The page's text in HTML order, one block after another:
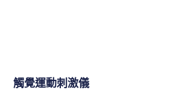
觸覺運動刺激儀